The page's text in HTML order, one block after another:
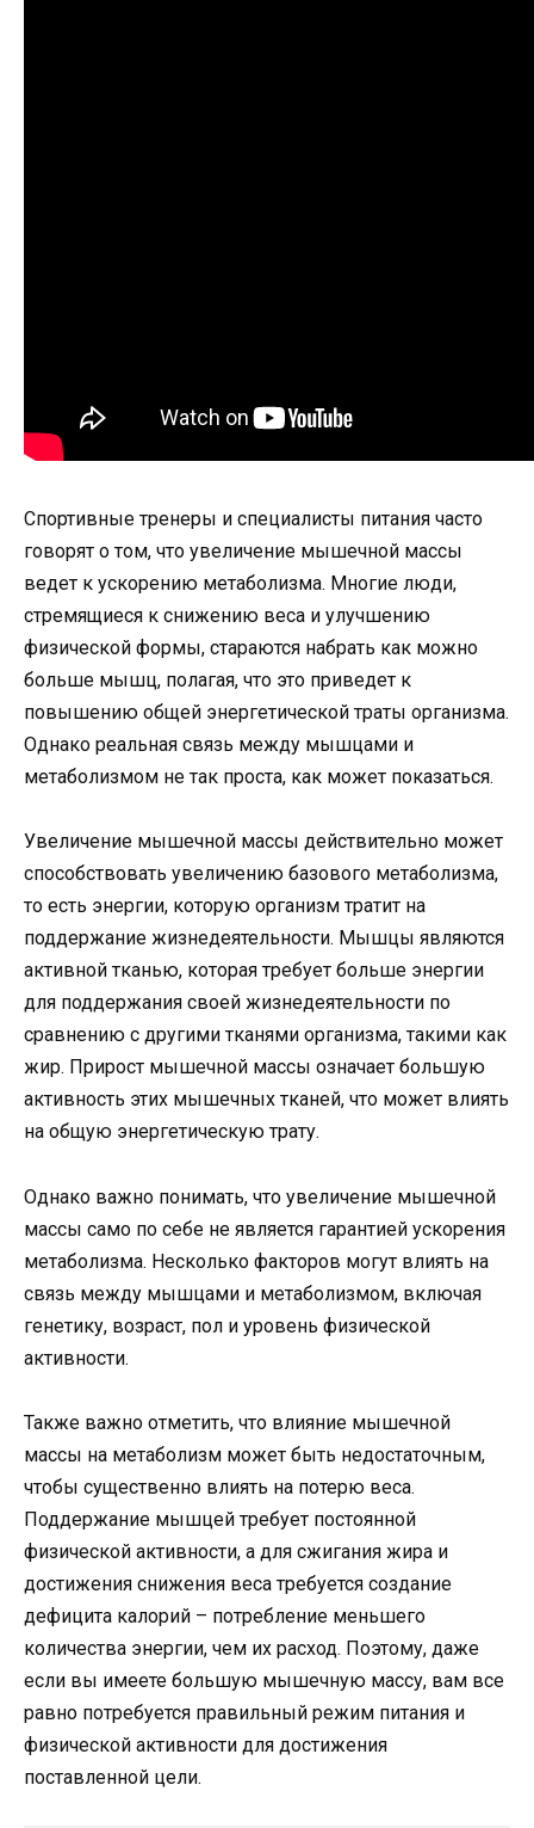
Спортивные тренеры и специалисты питания часто
говорят о том, что увеличение мышечной массы
ведет к ускорению метаболизма. Многие люди,
стремящиеся к снижению веса и улучшению
физической формы, стараются набрать как можно
больше мышц, полагая, что это приведет к
повышению общей энергетической траты организма.
Однако реальная связь между мышцами и
метаболизмом не так проста, как может показаться.
Увеличение мышечной массы действительно может
способствовать увеличению базового метаболизма,
то есть энергии, которую организм тратит на
поддержание жизнедеятельности. Мышцы являются
активной тканью, которая требует больше энергии
для поддержания своей жизнедеятельности по
сравнению с другими тканями организма, такими как
жир. Прирост мышечной массы означает большую
активность этих мышечных тканей, что может влиять
на общую энергетическую трату.
Однако важно понимать, что увеличение мышечной
массы само по себе не является гарантией ускорения
метаболизма. Несколько факторов могут влиять на
связь между мышцами и метаболизмом, включая
генетику, возраст, пол и уровень физической
активности.
Также важно отметить, что влияние мышечной
массы на метаболизм может быть недостаточным,
чтобы существенно влиять на потерю веса.
Поддержание мышцей требует постоянной
физической активности, а для сжигания жира и
достижения снижения веса требуется создание
дефицита калорий – потребление меньшего
количества энергии, чем их расход. Поэтому, даже
если вы имеете большую мышечную массу, вам все
равно потребуется правильный режим питания и
физической активности для достижения
поставленной цели.